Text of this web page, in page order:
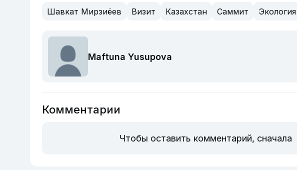
Шавкат Мирзиёев Визит Казахстан Саммит Экология
Maftuna Yusupova
Комментарии
Чтобы оставить комментарий, сначала